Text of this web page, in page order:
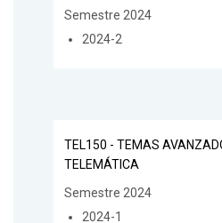
Semestre 2024
2024-2
TEL150 - TEMAS
TELEMÁTICA
Semestre 2024
2024-1